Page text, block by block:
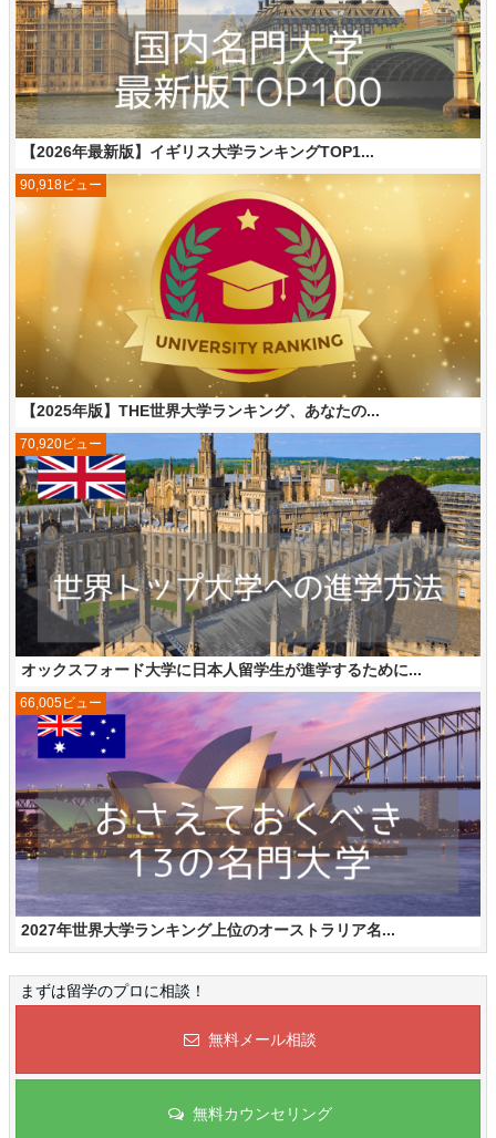
【2026年最新版】イギリス大学ランキングTOP1...
【2025年版】THE世界大学ランキング、あなたの...
90,918ビュー
オックスフォード大学に日本人留学生が進学するために...
70,920ビュー
2027年世界大学ランキング上位のオーストラリア名...
66,005ビュー
まずは留学のプロに相談！
無料メール相談
無料カウンセリング